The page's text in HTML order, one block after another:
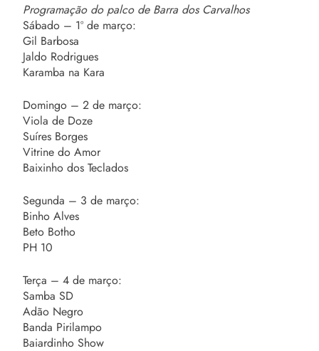
Programação do palco de Barra dos Carvalhos
Sábado – 1º de março:
Gil Barbosa
Jaldo Rodrigues
Karamba na Kara
Domingo – 2 de março:
Viola de Doze
Suíres Borges
Vitrine do Amor
Baixinho dos Teclados
Segunda – 3 de março:
Binho Alves
Beto Botho
PH 10
Terça – 4 de março:
Samba SD
Adão Negro
Banda Pirilampo
Baiardinho Show